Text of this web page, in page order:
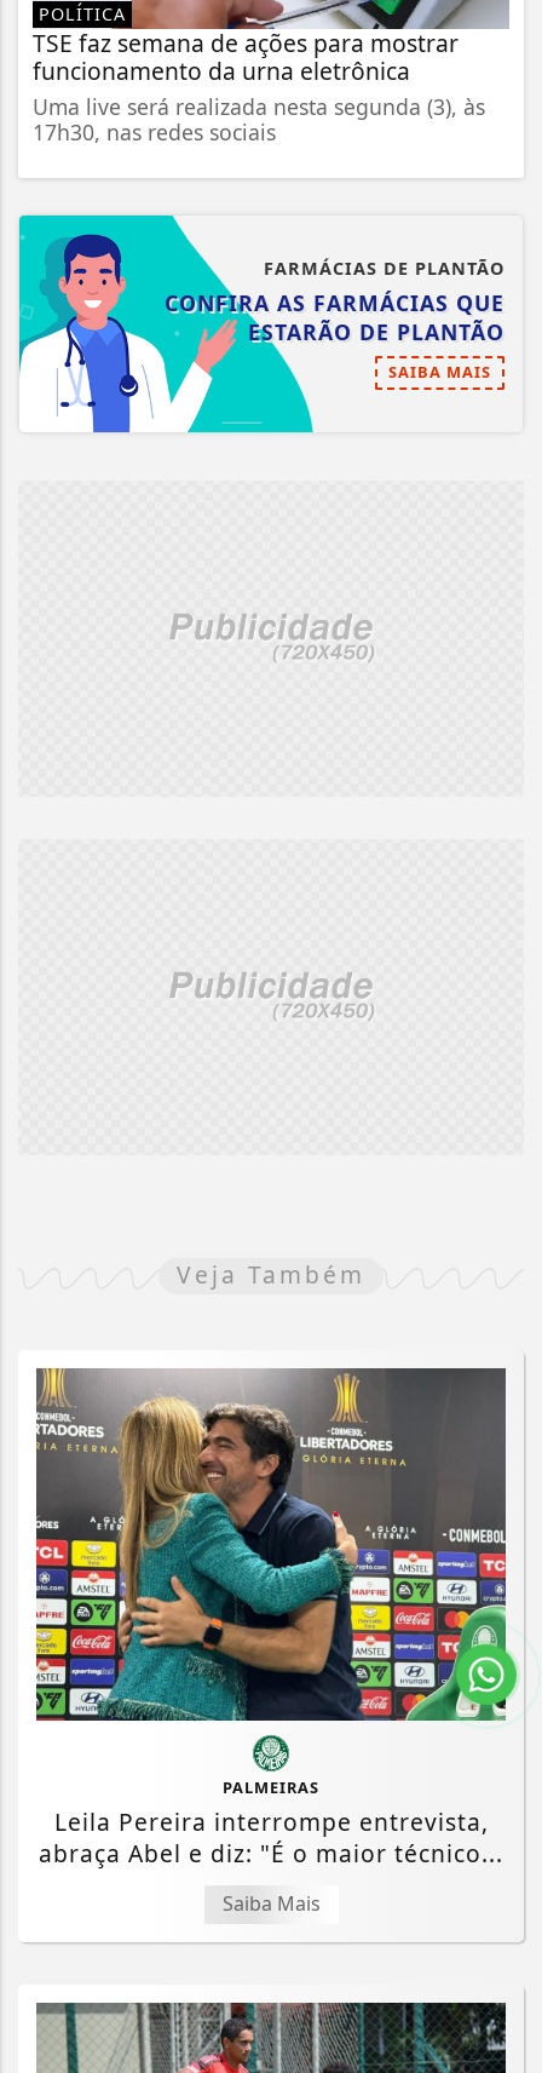
POLÍTICA
TSE faz semana de ações para mostrar
funcionamento da urna eletrônica
Uma live será realizada nesta segunda (3), às
17h30, nas redes sociais
FARMÁCIAS DE PLANTÃO
CONFIRA AS FARMÁCIAS QUE
ESTARÃO DE PLANTÃO
SAIBA MAIS
Veja Também
PALMEIRAS
Leila Pereira interrompe entrevista,
abraça Abel e diz: "É o maior técnico...
Saiba Mais